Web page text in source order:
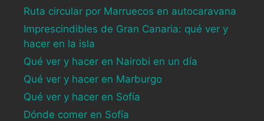
Ruta circular por Marruecos en autocaravana
Imprescindibles de Gran Canaria: qué ver y
hacer en la isla
Qué ver y hacer en Nairobi en un día
Qué ver y hacer en Marburgo
Qué ver y hacer en Sofía
Dónde comer en Sofía